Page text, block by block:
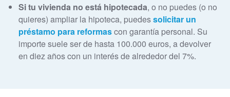
Si tu vivienda no está hipotecada, o no puedes (o no
quieres) ampliar la hipoteca, puedessolicitar un
préstamo para reformascon garantía personal. Su
importe suele ser de hasta 100.000 euros, a devolver
en diez años con un interés de alrededor del 7%.